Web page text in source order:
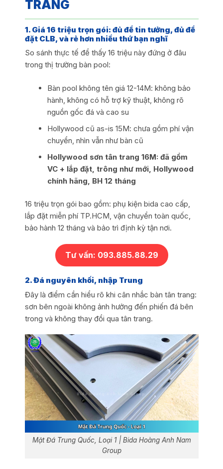
TRANG
1. Giá 16 triệu trọn gói: đủ để tin tưởng, đủ để
đặt CLB, và rẻ hơn nhiều thứ bạn nghĩ
So sánh thực tế để thấy 16 triệu này đứng ở đâu
trong thị trường bàn pool:
Bàn pool không tên giá 12-14M: không bảo
hành, không có hỗ trợ kỹ thuật, không rõ
nguồn gốc đá và cao su
Hollywood cũ as-is 15M: chưa gồm phí vận
chuyển, nhìn vẫn như bàn cũ
Hollywood sơn tân trang 16M: đã gồm
VC + lắp đặt, trông như mới, Hollywood
chính hãng, BH 12 tháng
16 triệu trọn gói bao gồm: phụ kiện bida cao cấp,
lắp đặt miễn phí TP.HCM, vận chuyển toàn quốc,
bảo hành 12 tháng và bảo trì định kỳ tận nơi.
Tư vấn: 093.885.88.29
2. Đá nguyên khối, nhập Trung
Đây là điểm cần hiểu rõ khi cân nhắc bàn tân trang:
sơn bên ngoài không ảnh hưởng đến phiến đá bên
trong và không thay đổi qua tân trang.
Mặt Đá Trung Quốc, Loại 1 | Bida Hoàng Anh Nam
Group